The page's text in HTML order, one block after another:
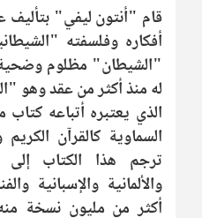
قام "أنتون ليفي"
أفكاره وفلسفته
"الشيطان" مظلوم وضحية
له منذ أكثر من عقد وهو
الذي يعتبره أتباعه
السماوية كالقرآن
ترجم هذا الكتاب إلى
والألمانية والإسبانية
أكثر من مليون نسخة